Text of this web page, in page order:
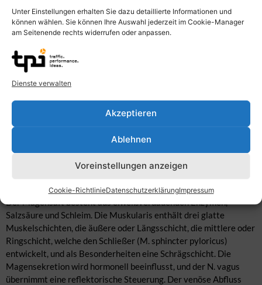
Unter Einstellungen erhalten Sie dazu detaillierte Informationen und
können wählen. Sie können Ihre Auswahl jederzeit im Cookie-Manager
am Seitenende rechts widerrufen oder anpassen.
Dienste verwalten
Akzeptieren
Ablehnen
Voreinstellungen anzeigen
Cookie-RichtlinieDatenschutzerklärungImpressum
Beschreibung
Anatomie Magen (Ventriculus, Gaster) mit Bauchaorta (Aorta
abdominalis), Arterien und Nerven. Der Magen (Ventriculus,
Gaster) ist eine sackartige Erweiterung des Verdauungskanals.
Er ist vom Bauchfell überzogen und liegt links direkt am
den Speisebrei durch rhythmische Kontraktionen (Peristaltik).
Der Magensaft besteht aus eiweißverdauenden Enzymen,
Salzsäure und Schleim. Die Muskularis enthält drei glatte
Muskelschichten, die äußere oder Längsschicht, die mittlere oder
Ringschicht, welche den Schließer (M. sphincter pyloricus)
entwickelt, und als Besonderheiten eine Schrägschicht. Die
Magensekretion wird hormonell beeinflusst, und der N. vagus
übernimmt eine reflektorische Steuerung. Der venöse Abfluss